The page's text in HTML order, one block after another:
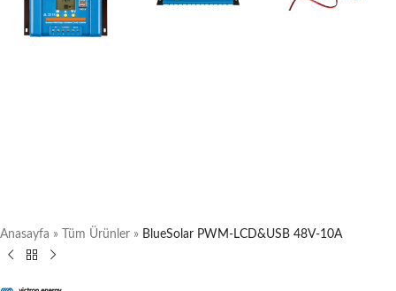
Anasayfa » Tüm Ürünler » BlueSolar PWM-LCD&USB 48V-10A